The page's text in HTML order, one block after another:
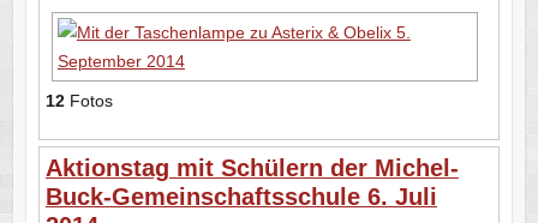
12Fotos
Aktionstag mit Schülern der Michel-
Buck-Gemeinschaftsschule 6. Juli